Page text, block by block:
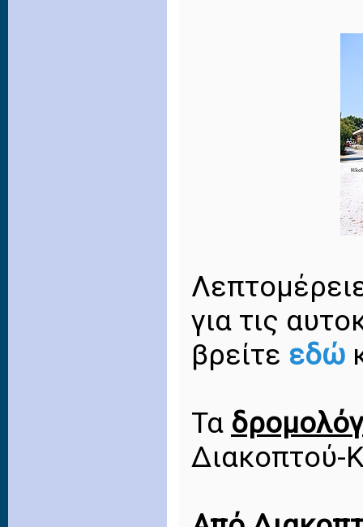
για τις
βρείτε εδώ
Τα
Διακοπτού-